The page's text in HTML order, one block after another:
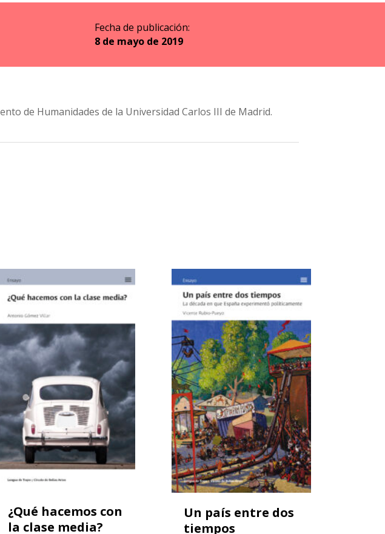
Fecha de publicación:
8 de mayo de 2019
de Humanidades de la Universidad Carlos III de Madrid.
¿Qué hacemos con
la clase media?
Un país entre dos
tiempos